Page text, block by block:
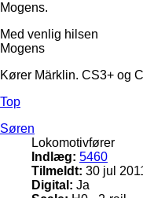
Mogens.
Med venlig hilsen
Mogens
Kører Märklin. CS3+ og
Top
Søren
Lokomotivfører
Indlæg: 5460
Tilmeldt: 30 jul
Digital: Ja